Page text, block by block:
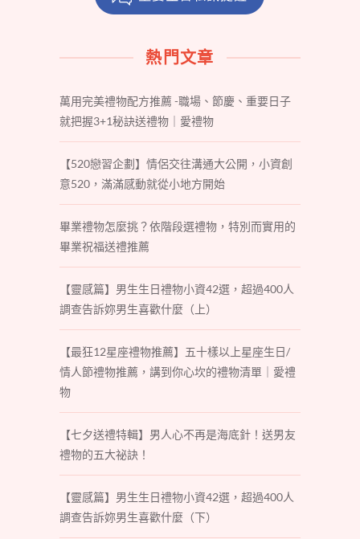
熱門文章
萬用完美禮物配方推薦 -職場、節慶、重要日子
就把握3+1秘訣送禮物｜愛禮物
【520戀習企劃】情侶交往溝通大公開，小資創
意520，滿滿感動就從小地方開始
畢業禮物怎麼挑？依階段選禮物，特別而實用的
畢業祝福送禮推薦
【靈感篇】男生生日禮物小資42選，超過400人
調查告訴妳男生喜歡什麼（上）
【最狂12星座禮物推薦】五十樣以上星座生日/
情人節禮物推薦，講到你心坎的禮物清單｜愛禮
物
【七夕送禮特輯】男人心不再是海底針！送男友
禮物的五大祕訣！
【靈感篇】男生生日禮物小資42選，超過400人
調查告訴妳男生喜歡什麼（下）